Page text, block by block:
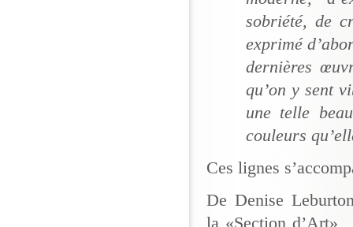
sobriété, de
exprimé
dernières
qu’on y sent
une telle
couleurs
Ces lignes
De Denise
la «Section d’Art»